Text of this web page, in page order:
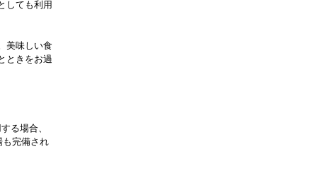
しても利用
美味しい食
ときをお過
る場合、
も完備され